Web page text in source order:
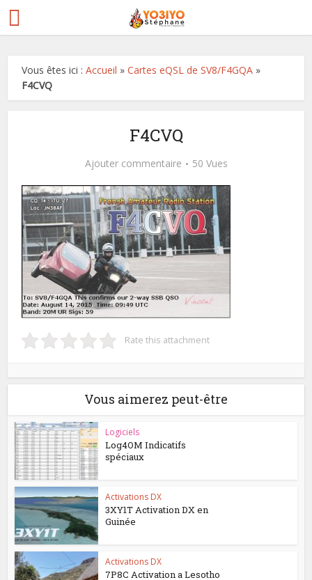
Vous êtes ici :Accueil »Cartes eQSL de SV8/F4GQA »
F4CVQ
F4CVQ
Ajouter commentaire 50 Vues
Rate this attachment
Vous aimerez peut-être
Logiciels
Log4OM Indicatifs
spéciaux
Activations DX
3XY1T Activation DX en
Guinée
Activations DX
7P8C Activation a Lesotho